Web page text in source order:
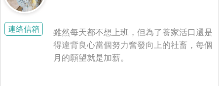
連絡信箱
雖然每天都不想上班，但為了養家活口還是
得違背良心當個努力奮發向上的社畜，每個
月的願望就是加薪。